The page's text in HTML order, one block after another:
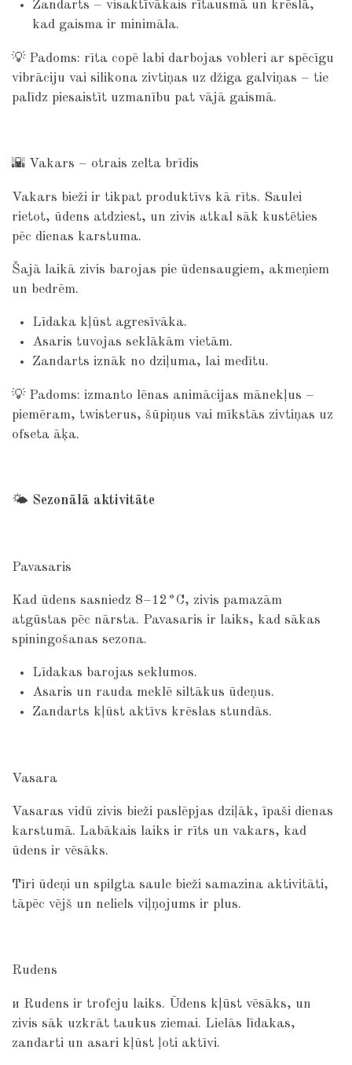
Zandarts – visaktīvākais rītausmā un krēslā,
kad gaisma ir minimāla.
💡 Padoms: rīta copē labi darbojas vobleri ar spēcīgu
vibrāciju vai silikona zivtiņas uz džiga galviņas – tie
palīdz piesaistīt uzmanību pat vājā gaismā.
🌇 Vakars – otrais zelta brīdis
Vakars bieži ir tikpat produktīvs kā rīts. Saulei
rietot, ūdens atdziest, un zivis atkal sāk kustēties
pēc dienas karstuma.
Šajā laikā zivis barojas pie ūdensaugiem, akmeņiem
un bedrēm.
Līdaka kļūst agresīvāka.
Asaris tuvojas seklākām vietām.
Zandarts iznāk no dziļuma, lai medītu.
💡 Padoms: izmanto lēnas animācijas mānekļus –
piemēram, twisterus, šūpiņus vai mīkstās zivtiņas uz
ofseta āķa.
🌤 Sezonālā aktivitāte
Pavasaris
Kad ūdens sasniedz 8–12°C, zivis pamazām
atgūstas pēc nārsta. Pavasaris ir laiks, kad sākas
spiningošanas sezona.
Līdakas barojas seklumos.
Asaris un rauda meklē siltākus ūdeņus.
Zandarts kļūst aktīvs krēslas stundās.
Vasara
Vasaras vidū zivis bieži paslēpjas dziļāk, īpaši dienas
karstumā. Labākais laiks ir rīts un vakars, kad
ūdens ir vēsāks.
Tīri ūdeņi un spilgta saule bieži samazina aktivitāti,
tāpēc vējš un neliels viļņojums ir plus.
Rudens
и Rudens ir trofeju laiks. Ūdens kļūst vēsāks, un
zivis sāk uzkrāt taukus ziemai. Lielās līdakas,
zandarti un asari kļūst ļoti aktīvi.